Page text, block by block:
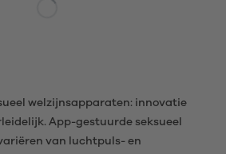
welzijnsapparaten: innovatie
App-gestuurde seksueel
van luchtpuls- en